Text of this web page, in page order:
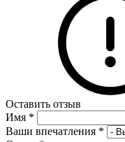
Оставить отзыв
Имя *
Ваши впечатления *